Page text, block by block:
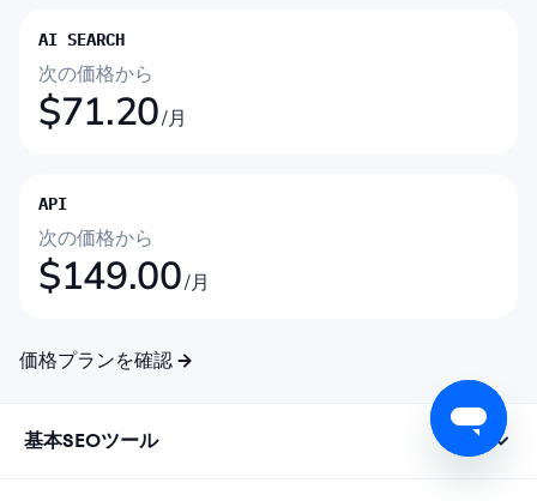
AI SEARCH
次の価格から
$71.20/月
API
次の価格から
$149.00/月
価格プランを確認
基本SEOツール